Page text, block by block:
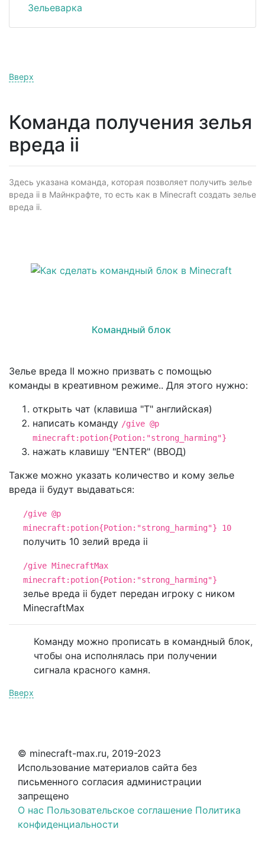
Зельеварка
Вверх
Команда получения зелья
вреда ii
Здесь указана команда, которая позволяет получить зелье
вреда ii в Майнкрафте, то есть как в Minecraft создать зелье
вреда ii.
Командный блок
Зелье вреда II можно призвать с помощью
команды в креативном режиме.. Для этого нужно:
открыть чат (клавиша "T" английская)
написать команду /give @p
minecraft:potion{Potion:"strong_harming"}
нажать клавишу "ENTER" (ВВОД)
Также можно указать количество и кому зелье
вреда ii будут выдаваться:
/give @p
minecraft:potion{Potion:"strong_harming"} 10
получить 10 зелий вреда ii
/give MinecraftMax
minecraft:potion{Potion:"strong_harming"}
зелье вреда ii будет передан игроку с ником
MinecraftMax
Команду можно прописать в командный блок,
чтобы она исполнялась при получении
сигнала красного камня.
Вверх
© minecraft-max.ru, 2019-2023
Использование материалов сайта без
письменного согласия администрации
запрещено
О нас Пользовательское соглашение Политика
конфиденциальности